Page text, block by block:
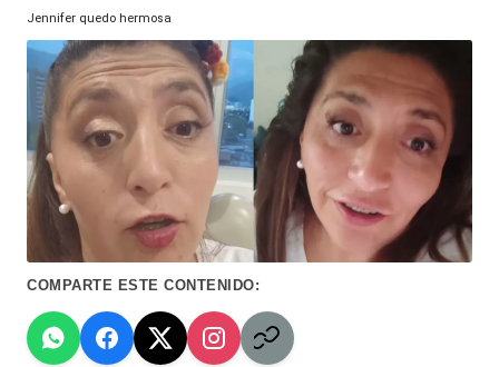
y
F
ar
á
n
d
ul
a
C
Tierra
Brava,
Gran
Hermano
-
Tendencias
-
-
Jennifer quedo hermosa
COMPARTE ESTE CONTENIDO: